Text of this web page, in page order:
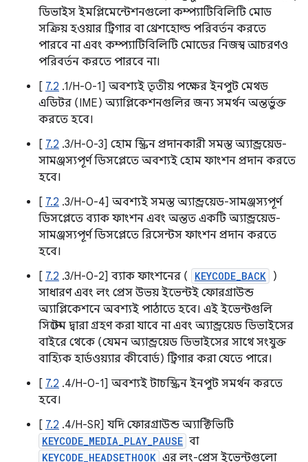
ডিভাইস ইমপ্লিমেন্টেশনগুলো কম্প্যাটিবিলিটি মোড
সক্রিয় হওয়ার ট্রিগার বা থ্রেশহোল্ড পরিবর্তন করতে
পারবে না এবং কম্প্যাটিবিলিটি মোডের নিজস্ব আচরণও
পরিবর্তন করতে পারবে না।
[ 7.2 .1/H-0-1] অবশ্যই তৃতীয় পক্ষের ইনপুট মেথড
এডিটর (IME) অ্যাপ্লিকেশনগুলির জন্য সমর্থন অন্তর্ভুক্ত
করতে হবে।
[ 7.2 .3/H-0-3] হোম স্ক্রিন প্রদানকারী সমস্ত অ্যান্ড্রয়েড-
সামঞ্জস্যপূর্ণ ডিসপ্লেতে অবশ্যই হোম ফাংশন প্রদান করতে
হবে।
[ 7.2 .3/H-0-4] অবশ্যই সমস্ত অ্যান্ড্রয়েড-সামঞ্জস্যপূর্ণ
ডিসপ্লেতে ব্যাক ফাংশন এবং অন্তত একটি অ্যান্ড্রয়েড-
সামঞ্জস্যপূর্ণ ডিসপ্লেতে রিসেন্টস ফাংশন প্রদান করতে
হবে।
[ 7.2 .3/H-0-2] ব্যাক ফাংশনের ( KEYCODE_BACK )
সাধারণ এবং লং প্রেস উভয় ইভেন্টই ফোরগ্রাউন্ড
অ্যাপ্লিকেশনে অবশ্যই পাঠাতে হবে। এই ইভেন্টগুলি
সিস্টেম দ্বারা গ্রহণ করা যাবে না এবং অ্যান্ড্রয়েড ডিভাইসের
বাইরে থেকে (যেমন অ্যান্ড্রয়েড ডিভাইসের সাথে সংযুক্ত
বাহ্যিক হার্ডওয়্যার কীবোর্ড) ট্রিগার করা যেতে পারে।
[ 7.2 .4/H-0-1] অবশ্যই টাচস্ক্রিন ইনপুট সমর্থন করতে
হবে।
[ 7.2 .4/H-SR] যদি ফোরগ্রাউন্ড অ্যাক্টিভিটি
KEYCODE_MEDIA_PLAY_PAUSE বা
KEYCODE_HEADSETHOOK এর লং-প্রেস ইভেন্টগুলো